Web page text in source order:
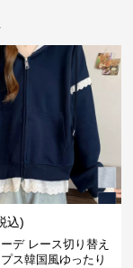
込)
デ レース切り替え
ス韓国風ゆったり